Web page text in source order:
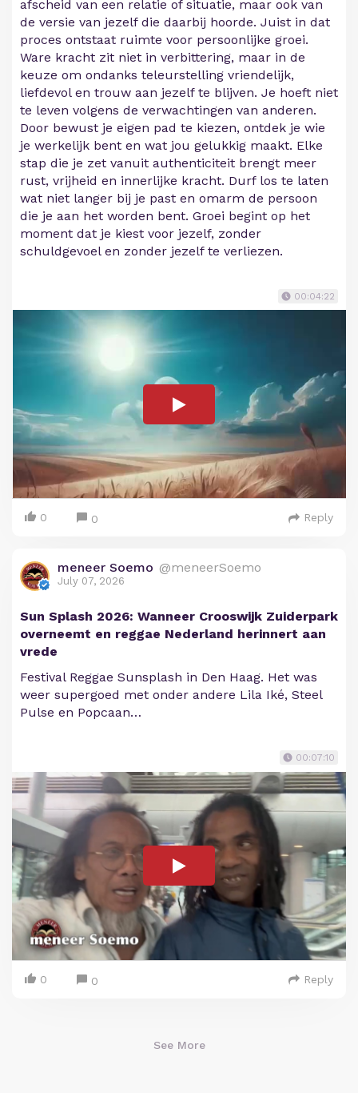
afscheid van een relatie of situatie, maar ook van
de versie van jezelf die daarbij hoorde. Juist in dat
proces ontstaat ruimte voor persoonlijke groei.
Ware kracht zit niet in verbittering, maar in de
keuze om ondanks teleurstelling vriendelijk,
liefdevol en trouw aan jezelf te blijven. Je hoeft niet
te leven volgens de verwachtingen van anderen.
Door bewust je eigen pad te kiezen, ontdek je wie
je werkelijk bent en wat jou gelukkig maakt. Elke
stap die je zet vanuit authenticiteit brengt meer
rust, vrijheid en innerlijke kracht. Durf los te laten
wat niet langer bij je past en omarm de persoon
die je aan het worden bent. Groei begint op het
moment dat je kiest voor jezelf, zonder
schuldgevoel en zonder jezelf te verliezen.
00:04:22
0 0 Reply
meneer Soemo @meneerSoemo
July 07, 2026
Sun Splash 2026: Wanneer Crooswijk Zuiderpark
overneemt en reggae Nederland herinnert aan
vrede
Festival Reggae Sunsplash in Den Haag. Het was
weer supergoed met onder andere Lila Iké, Steel
Pulse en Popcaan…
00:07:10
0 0 Reply
See More